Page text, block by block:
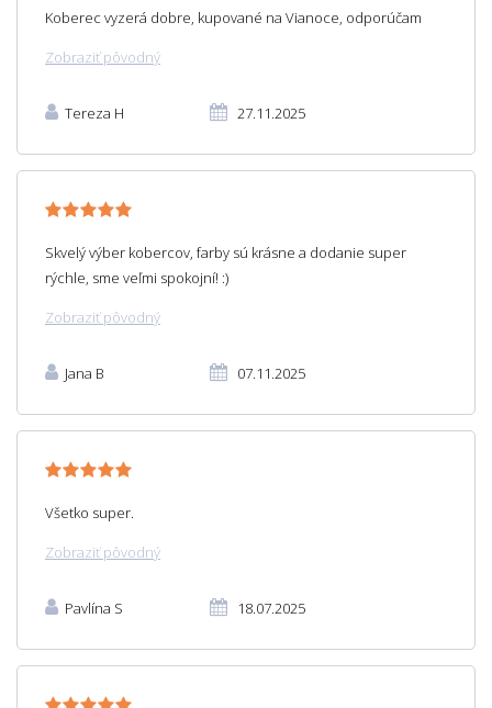
Koberec vyzerá dobre, kupované na Vianoce, odporúčam
Zobraziť pôvodný
Tereza H 27.11.2025
Skvelý výber kobercov, farby sú krásne a dodanie super
rýchle, sme veľmi spokojní! :)
Zobraziť pôvodný
Jana B 07.11.2025
Všetko super.
Zobraziť pôvodný
Pavlína S 18.07.2025